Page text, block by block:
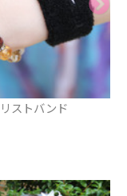
厚底シューズ